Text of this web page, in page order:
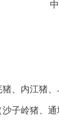
内江猪、
子岭猪、